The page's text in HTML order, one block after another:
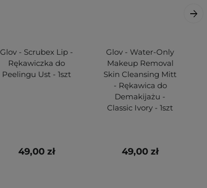
Glov - Scrubex Lip -
Rękawiczka do
Peelingu Ust - 1szt
49,00 zł
Glov - Water-Only
Makeup Removal
Skin Cleansing Mitt
- Rękawica do
Demakijażu -
Classic Ivory - 1szt
49,00 zł